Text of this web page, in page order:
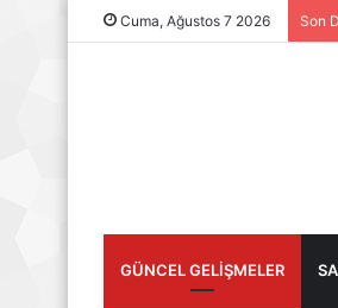
Cuma, Ağustos 7 2026 Son
GÜNCEL GELİŞMELER